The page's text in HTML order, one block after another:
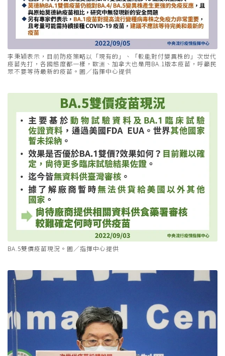
李秉穎表示，目前防疫策略以「現有的」、「較能對付變異株的」次世代
疫苗先打，各國態度都一樣，歐洲、加拿大也是用BA.1版本疫苗，呼籲民
眾不要等待最新的疫苗。圖／指揮中心提供
BA.5雙價疫苗現況。圖／指揮中心提供